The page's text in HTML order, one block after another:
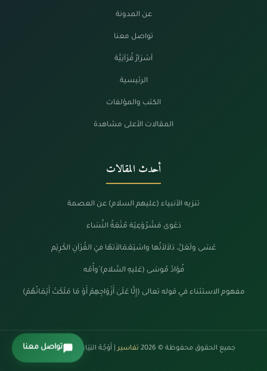
عن المدونة
تواصل معنا
أسْرَارٌ قُرْآنِيَّة
الرئيسية
الكتب والمؤلفات
المقالات الأعلى مشاهدة
أحدث المقالات
تنزيه الأنبياء (عليهم السلام) عن العصمة
دَعْوى مَشْرُوْعِيّة مُتْعَةُ النِّسَاء
عَسَى ولَعَلَّ، دَلاَلاَتُها واسْتِعْمَالاَتهُا فيْ القُرْآنِ الكَرِيْم
فُؤادُ مُوسَى (عَليهِ السَّلام) َوأُمّه
مفهوم الاستثناء في قوله تعالى (إِلَّا عَلَىٰ أَزْوَاجِهِمْ أَوْ مَا مَلَكَتْ أَيْمَانُهُمْ)
جميع الحقوق محفوظة © 2026 تفاسير| أَوْجُهُ البَيَانْ فِي كَلَامِ الرَّحْمَنْ
تواصل معنا